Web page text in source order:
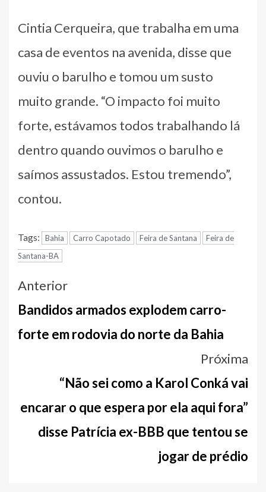
Cintia Cerqueira, que trabalha em uma
casa de eventos na avenida, disse que
ouviu o barulho e tomou um susto
muito grande. “O impacto foi muito
forte, estávamos todos trabalhando lá
dentro quando ouvimos o barulho e
saímos assustados. Estou tremendo”,
contou.
Tags: Bahia Carro Capotado Feira de Santana
Feira de
Santana-BA
Navegação
entre
notícias
Anterior
Bandidos armados explodem carro-
forte em rodovia do norte da Bahia
Próxima
“Não sei como a Karol Conká vai
encarar o que espera por ela aqui fora”
disse Patrícia ex-BBB que tentou se
jogar de prédio